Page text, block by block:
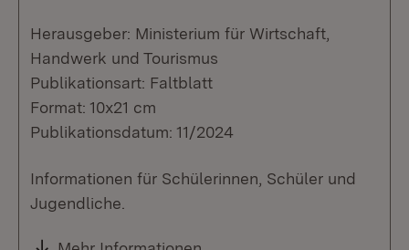
Herausgeber: Ministerium für Wirtschaft,
Handwerk und Tourismus
Publikationsart: Faltblatt
Format: 10x21 cm
Publikationsdatum: 11/2024
Informationen für Schülerinnen, Schüler und
Jugendliche.